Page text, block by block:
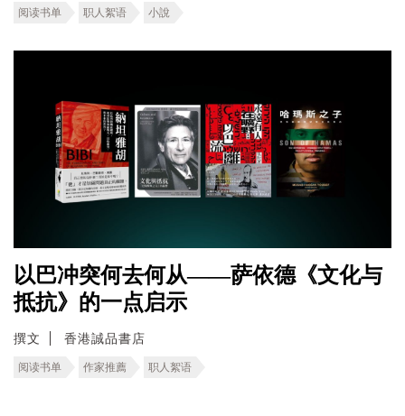
阅读书单 职人絮语 小說
以巴冲突何去何从——萨依德《文化与
抵抗》的一点启示
撰文 香港誠品書店
阅读书单 作家推薦 职人絮语